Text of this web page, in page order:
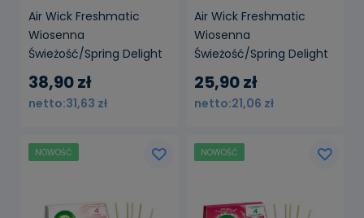
Air Wick Freshmatic
Wiosenna
Świeżość/Spring Delight
250 ml Komplet
38,90 zł
31,63 zł
Air Wick Freshmatic
Wiosenna
Świeżość/Spring Delight
250 ml Wkład
25,90 zł
21,06 zł
NOWOŚĆ NOWOŚĆ